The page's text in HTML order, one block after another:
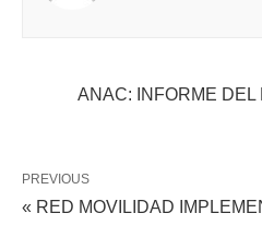
ANAC: INFORME DEL
PREVIOUS
« RED MOVILIDAD